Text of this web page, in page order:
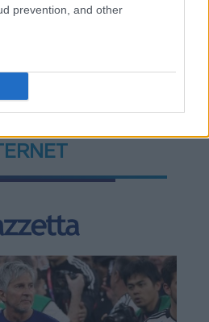
prevention, and other